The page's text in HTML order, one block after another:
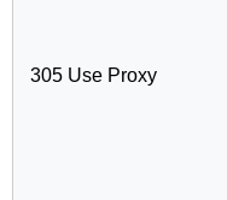
305 Use Proxy